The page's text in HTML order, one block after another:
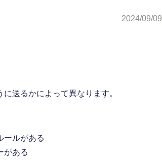
2024/09/09
送るかによって異なります。
ールがある
がある